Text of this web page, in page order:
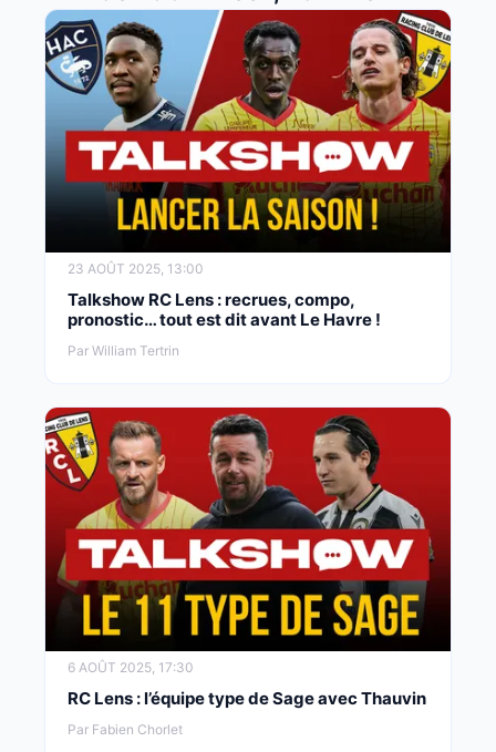
23 AOÛT 2025, 13:00
Talkshow RC Lens : recrues, compo,
pronostic… tout est dit avant Le Havre !
Par William Tertrin
6 AOÛT 2025, 17:30
RC Lens : l’équipe type de Sage avec Thauvin
Par Fabien Chorlet